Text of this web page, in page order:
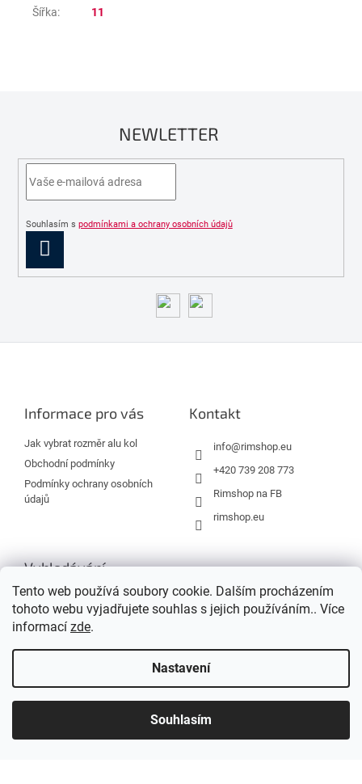
Tento web používá soubory cookie. Dalším procházením
tohoto webu vyjadřujete souhlas s jejich používáním.. Více
informací zde.
Nastavení
Souhlasím
Šířka: 11
NEWLETTER
Souhlasím s podmínkami a ochrany osobních údajů
SE
Informace pro vás
Jak vybrat rozměr alu kol
Obchodní podmínky
Podmínky ochrany osobních
údajů
Kontakt
info@rimshop.eu
+420 739 208 773
Rimshop na FB
rimshop.eu
Vyhledávání
HLEDAT
Vytvořil Shoptet